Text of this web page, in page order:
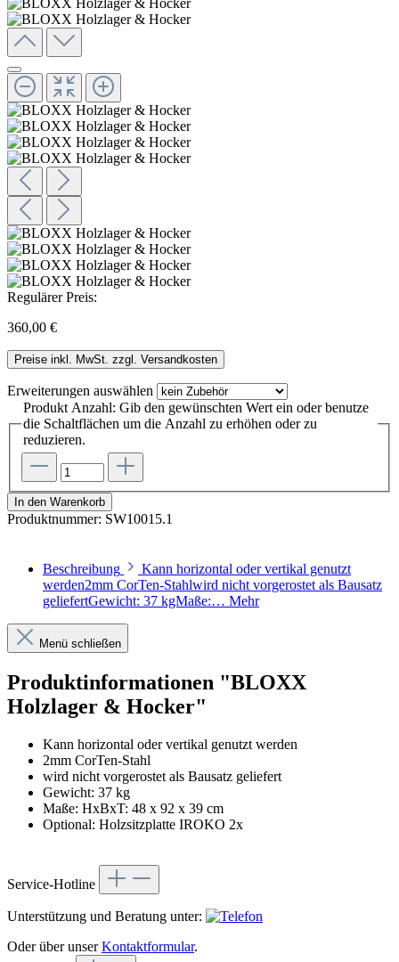
Regulärer Preis:
360,00 €
Preise inkl. MwSt. zzgl. Versandkosten
Erweiterungen auswählen
Produkt Anzahl: Gib den gewünschten Wert ein oder benutze
die Schaltflächen um die Anzahl zu erhöhen oder zu
reduzieren.
In den Warenkorb
Produktnummer: SW10015.1
Beschreibung
Kann horizontal oder vertikal genutzt
werden2mm CorTen-Stahlwird nicht vorgerostet als Bausatz
geliefertGewicht: 37 kgMaße:… Mehr
Menü schließen
Produktinformationen "BLOXX
Holzlager & Hocker"
Kann horizontal oder vertikal genutzt werden
2mm CorTen-Stahl
wird nicht vorgerostet als Bausatz geliefert
Gewicht: 37 kg
Maße: HxBxT: 48 x 92 x 39 cm
Optional: Holzsitzplatte IROKO 2x
Service-Hotline
Unterstützung und Beratung unter:
Oder über unserKontaktformular.